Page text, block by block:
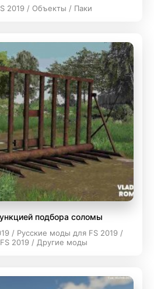
2019 / Объекты / Паки
подбора соломы
/ Русские моды для FS 2019 /
2019 / Другие моды